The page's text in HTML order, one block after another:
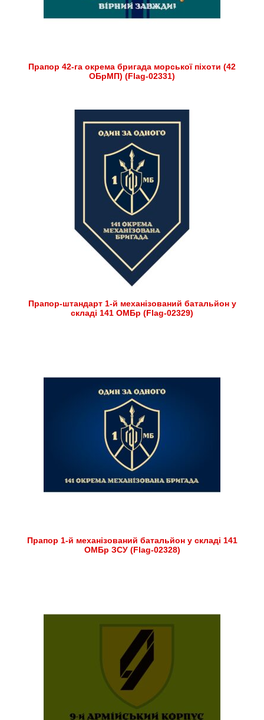
Прапор 42-га окрема бригада морської піхоти (42
ОБрМП) (Flag-02331)
Прапор-штандарт 1-й механізований батальйон у
складі 141 ОМБр (Flag-02329)
Прапор 1-й механізований батальйон у складі 141
ОМБр ЗСУ (Flag-02328)